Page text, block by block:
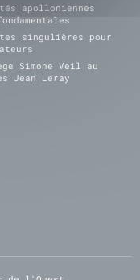
apolloniennes
singulières pour
Simone Veil au
Jean Leray